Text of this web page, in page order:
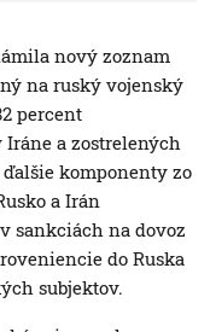
nový zoznam
na ruský vojenský
percent
a zostrelených
komponenty zo
a Irán
sankciách na dovoz
do Ruska
subjektov.